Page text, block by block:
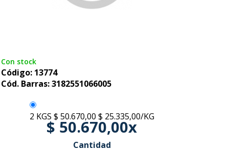
Con stock
Código: 13774
Cód. Barras: 3182551066005
2 KGS $ 50.670,00 $ 25.335,00/KG
$ 50.670,00x
Cantidad